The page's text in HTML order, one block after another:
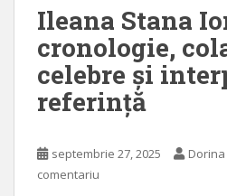
Ileana Stana
cronologie,
celebre și
referință
septembrie 27, 2025 Dorina
comentariu